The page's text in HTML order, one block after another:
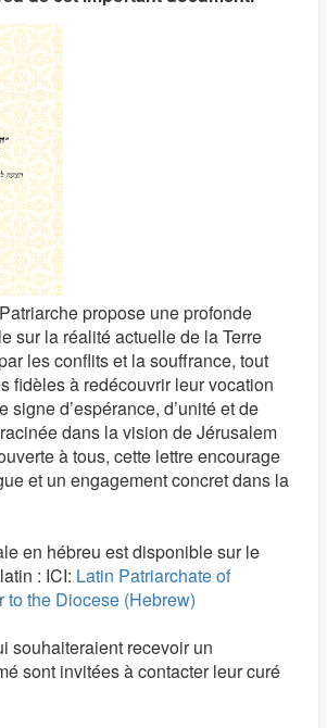
propose une profonde
sur la réalité actuelle de la Terre
les conflits et la souffrance, tout
fidèles à redécouvrir leur vocation
signe d’espérance, d’unité et de
dans la vision de Jérusalem
à tous, cette lettre encourage
et un engagement concret dans la
en hébreu est disponible sur le
: ICI: Latin Patriarchate of
to the Diocese (Hebrew)
souhaiteraient recevoir un
sont invitées à contacter leur curé